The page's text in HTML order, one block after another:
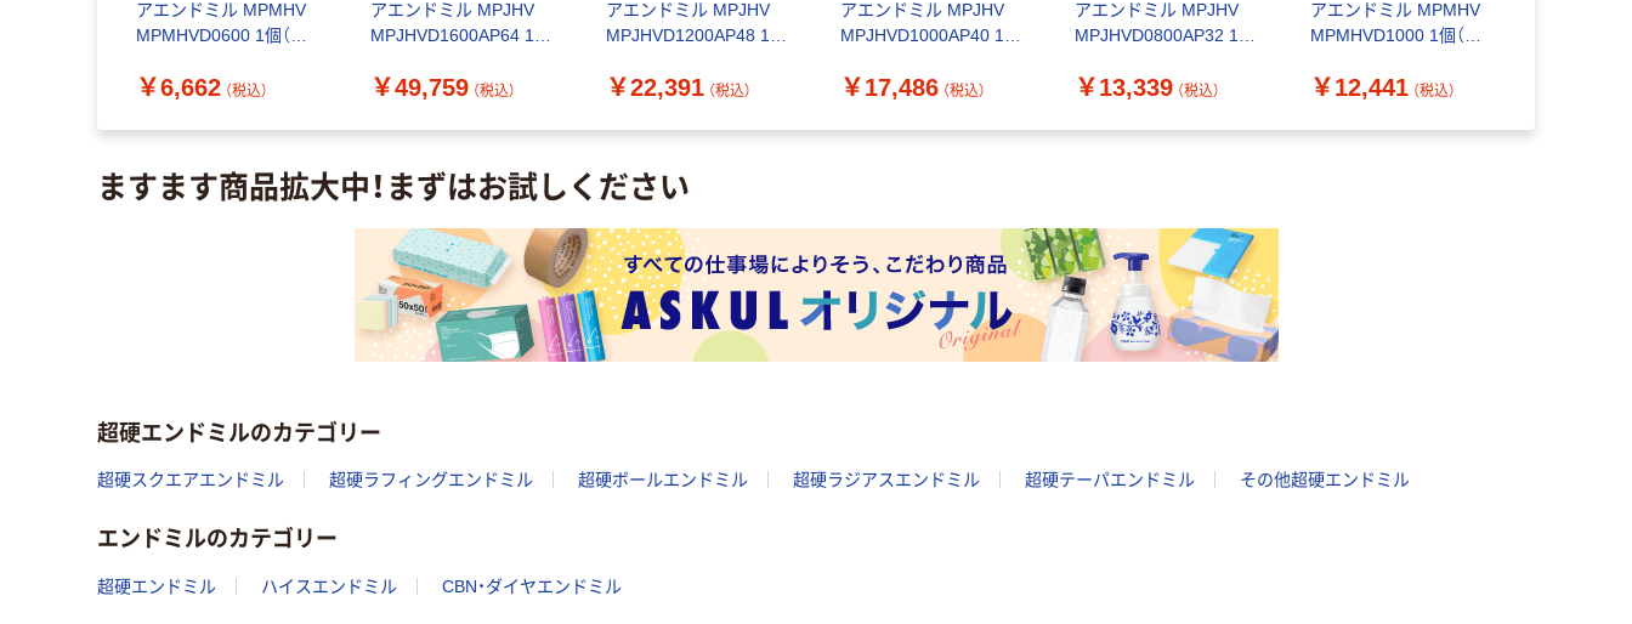
アエンドミル MPMHV
MPMHVD0600 1個（直
￥6,662 （税込）
アエンドミル MPJHV
MPJHVD1600AP64 1個
￥49,759 （税込）
アエンドミル MPJHV
MPJHVD1200AP48 1個
￥22,391 （税込）
アエンドミル MPJHV
MPJHVD1000AP40 1個
￥17,486 （税込）
アエンドミル MPJHV
MPJHVD0800AP32 1個
￥13,339 （税込）
アエンドミル MPMHV
MPMHVD1000 1個（直
￥12,441 （税込）
ますます商品拡大中！まずはお試しください
超硬エンドミルのカテゴリー
超硬スクエアエンドミル 超硬ラフィングエンドミル 超硬ボールエンドミル 超硬ラジアスエンドミル 超硬テーパエンドミル その他超硬エンドミル
エンドミルのカテゴリー
超硬エンドミル ハイスエンドミル CBN・ダイヤエンドミル